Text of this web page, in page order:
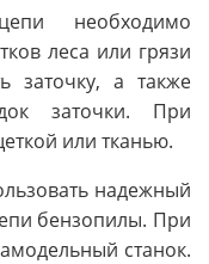
необходимо
леса или грязи
заточку, а также
заточки. При
или тканью.
надежный
бензопилы. При
станок.